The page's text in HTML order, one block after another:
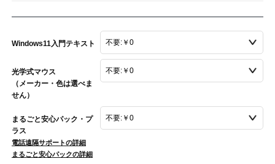
Windows11入門テキスト
光学式マウス
（メーカー・色は選べま
せん）
まるごと安心パック・プ
ラス
電話遠隔サポートの詳細
まるごと安心パックの詳細